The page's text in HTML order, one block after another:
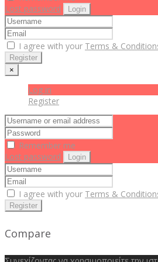
Lost password
Login
I agree with your Terms &
Register
×
Log in
Register
Remember me
Lost password
Login
I agree with your Terms &
Register
Compare